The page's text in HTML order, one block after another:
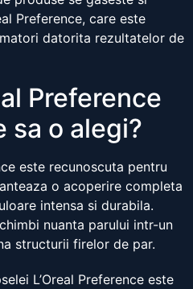
Preference, care este
datorita rezultatelor de
Preference
sa o alegi?
este recunoscuta pentru
o acoperire completa
intensa si durabila.
nuanta parului intr-un
structurii firelor de par.
L’Oreal Preference este